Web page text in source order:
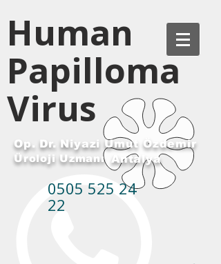
Human
Papilloma
Virus
Op. Dr. Niyazi Umut Özdemir
Üroloji Uzmanı
Antalya
0505 525 24
22